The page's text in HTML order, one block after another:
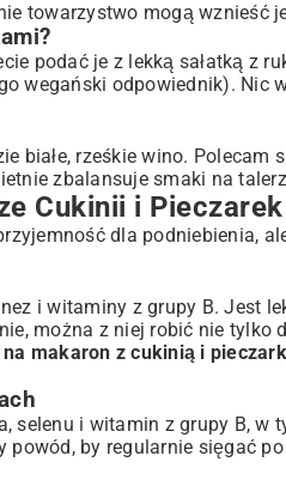
towarzystwo mogą wznieść
podać je z lekką sałatką z
wegański odpowiednik). Nic
białe, rześkie wino. Polecam
zbalansuje smaki na
Cukinii i Pieczarek
dla podniebienia,
i witaminy z grupy B. Jest
można z niej robić nie tylko
makaron z cukinią i
selenu i witamin z grupy B,
powód, by regularnie sięgać